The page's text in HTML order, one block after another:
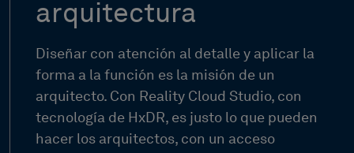
arquitectura
Diseñar con atención al detalle y aplicar la
forma a la función es la misión de un
arquitecto. Con Reality Cloud Studio, con
tecnología de HxDR, es justo lo que pueden
hacer los arquitectos, con un acceso